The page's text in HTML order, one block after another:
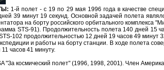
1-й полет - с 19 по 29 мая 1996 года в качестве
39 минут 19 секунд. Основной задачей полета
на борту российского орбитального
STS-91). Продолжительность полета 140 дней 15
102 продолжительностью 12 дней 19 часов 49 минут
и работы на борту станции. В ходе полета
часов 41 минуту.
"За космический полет" (1996, 1998, 2001). Член